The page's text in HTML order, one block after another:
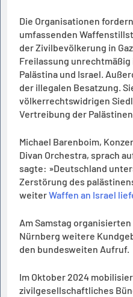
Die Organisationen
umfassenden
der Zivilbevölkerung in
Freilassung
Palästina und Israel.
der illegalen Besatzung.
völkerrechtswidrigen
Vertreibung der
Michael Barenboim,
Divan Orchestra, sprach
sagte: »Deutschland
Zerstörung des
weiterWaffen an Israel
Am Samstag
Nürnberg weitere
den bundesweiten Aufruf.
Im Oktober 2024
zivilgesellschaftliches